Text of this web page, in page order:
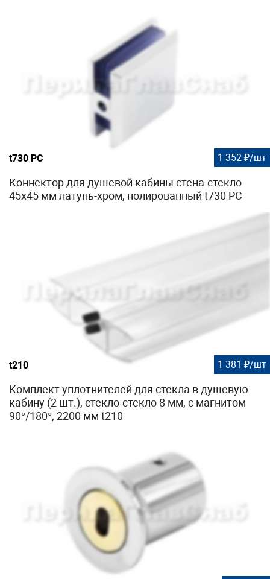
t730 PC 1 352 ₽/шт
Коннектор для душевой кабины стена-стекло
45х45 мм латунь-хром, полированный t730 PC
t210 1 381 ₽/шт
Комплект уплотнителей для стекла в душевую
кабину (2 шт.), стекло-стекло 8 мм, с магнитом
90°/180°, 2200 мм t210